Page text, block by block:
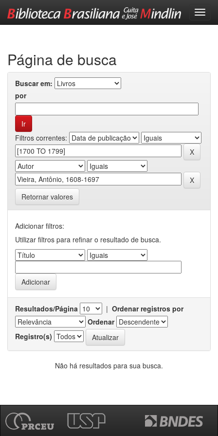
Página de busca
Buscar em:
por
Filtros correntes:
Retornar valores
Adicionar filtros:
Utilizar filtros para refinar o resultado de busca.
Resultados/Página | Ordenar registros por
Ordenar
Registro(s)
Não há resultados para sua busca.